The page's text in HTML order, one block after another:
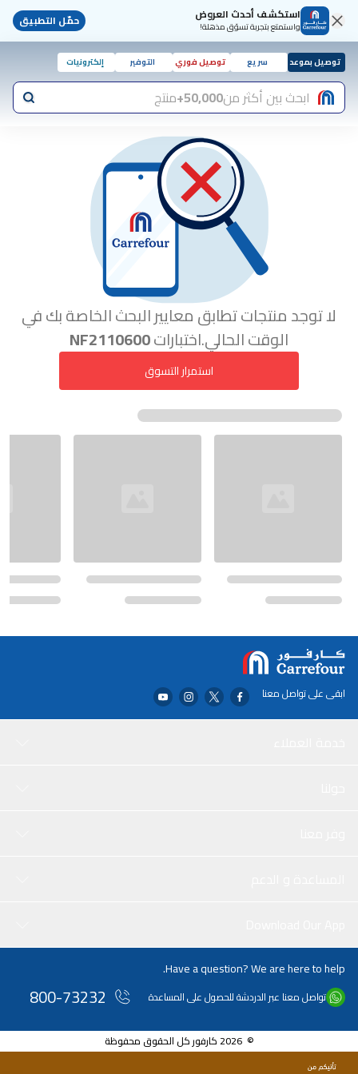
استكشف أحدث العروض
واستمتع بتجربة تسوّق مذهلة! حمّل التطبيق
توصيل بموعد سريع توصيل فوري التوفير إلكترونيات
ابحث بين أكثر من50,000+ منتج
لا توجد منتجات تطابق معايير البحث الخاصة بك في
الوقت الحالي.اختباراتNF2110600
استمرار التسوق
ابقى على تواصل معنا
Have a question? We are here to help.
تواصل معنا عبر الدردشة للحصول على المساعدة 800-73232
© 2026 كارفور كل الحقوق محفوظة